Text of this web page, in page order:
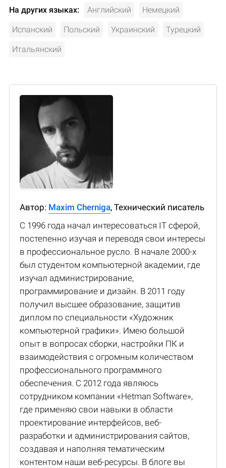
На других языках: Английский Немецкий
Испанский Польский Украинский Турецкий
Итальянский
Автор: Maxim Cherniga, Технический писатель
С 1996 года начал интересоваться IT сферой,
постепенно изучая и переводя свои интересы
в профессиональное русло. В начале 2000-х
был студентом компьютерной академии, где
изучал администрирование,
программирование и дизайн. В 2011 году
получил высшее образование, защитив
диплом по специальности «Художник
компьютерной графики». Имею большой
опыт в вопросах сборки, настройки ПК и
взаимодействия с огромным количеством
профессионального программного
обеспечения. С 2012 года являюсь
сотрудником компании «Hetman Software»,
где применяю свои навыки в области
проектирование интерфейсов, веб-
разработки и администрирования сайтов,
создавая и наполняя тематическим
контентом наши веб-ресурсы. В блоге вы